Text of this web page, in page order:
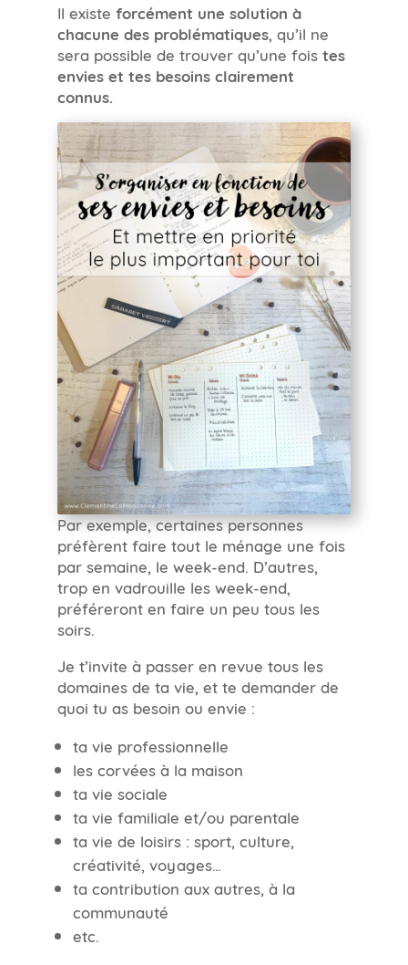
Il existe forcément une solution à
chacune des problématiques, qu’il ne
sera possible de trouver qu’une fois tes
envies et tes besoins clairement
connus.
Par exemple, certaines personnes
préfèrent faire tout le ménage une fois
par semaine, le week-end. D’autres,
trop en vadrouille les week-end,
préféreront en faire un peu tous les
soirs.
Je t’invite à passer en revue tous les
domaines de ta vie, et te demander de
quoi tu as besoin ou envie :
ta vie professionnelle
les corvées à la maison
ta vie sociale
ta vie familiale et/ou parentale
ta vie de loisirs : sport, culture,
créativité, voyages…
ta contribution aux autres, à la
communauté
etc.